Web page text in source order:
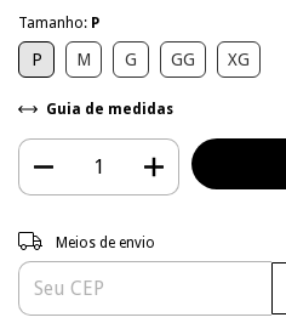
Tamanho: P
P M G GG XG
Guia de medidas
Entregas para o CEP:
Meios de envio